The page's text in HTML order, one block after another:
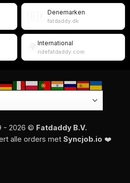
Denemarken
fatdaddy.dk
International
ridefatdaddy.com
- 2026 © Fatdaddy B.V.
alle orders met Syncjob.io ❤️